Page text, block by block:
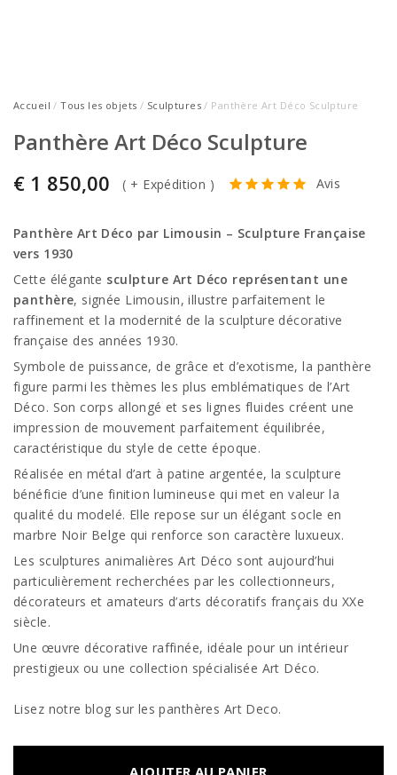
Accueil /Tous les objets / Sculptures / Panthère Art Déco Sculpture
Panthère Art Déco Sculpture
€ 1 850,00 ( + Expédition ) Avis
Panthère Art Déco par Limousin – Sculpture Française
vers 1930
Cette élégante sculpture Art Déco représentant une
panthère, signée Limousin, illustre parfaitement le
raffinement et la modernité de la sculpture décorative
française des années 1930.
Symbole de puissance, de grâce et d’exotisme, la panthère
figure parmi les thèmes les plus emblématiques de l’Art
Déco. Son corps allongé et ses lignes fluides créent une
impression de mouvement parfaitement équilibrée,
caractéristique du style de cette époque.
Réalisée en métal d’art à patine argentée, la sculpture
bénéficie d’une finition lumineuse qui met en valeur la
qualité du modelé. Elle repose sur un élégant socle en
marbre Noir Belge qui renforce son caractère luxueux.
Les sculptures animalières Art Déco sont aujourd’hui
particulièrement recherchées par les collectionneurs,
décorateurs et amateurs d’arts décoratifs français du XXe
siècle.
Une œuvre décorative raffinée, idéale pour un intérieur
prestigieux ou une collection spécialisée Art Déco.
Lisez notre blog sur les panthères Art Deco.
AJOUTER AU PANIER